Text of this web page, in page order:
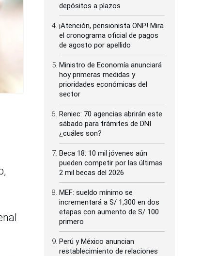
depósitos a plazos
¡Atención, pensionista ONP! Mira
el cronograma oficial de pagos
de agosto por apellido
Ministro de Economía anunciará
hoy primeras medidas y
prioridades económicas del
sector
Reniec: 70 agencias abrirán este
sábado para trámites de DNI
¿cuáles son?
Beca 18: 10 mil jóvenes aún
pueden competir por las últimas
2 mil becas del 2026
MEF: sueldo mínimo se
incrementará a S/ 1,300 en dos
etapas con aumento de S/ 100
primero
Perú y México anuncian
restablecimiento de relaciones